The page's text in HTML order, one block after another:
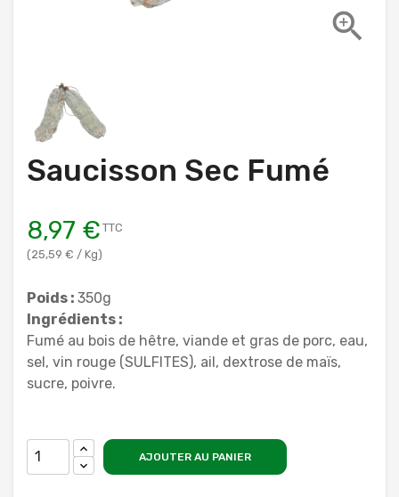

Saucisson Sec Fumé
8,97 €
(25,59 € / Kg)
TTC
Poids : 350g
Ingrédients :
Fumé au bois de hêtre, viande et gras de porc, eau,
sel, vin rouge (SULFITES), ail, dextrose de maïs,
sucre, poivre.
AJOUTER AU PANIER